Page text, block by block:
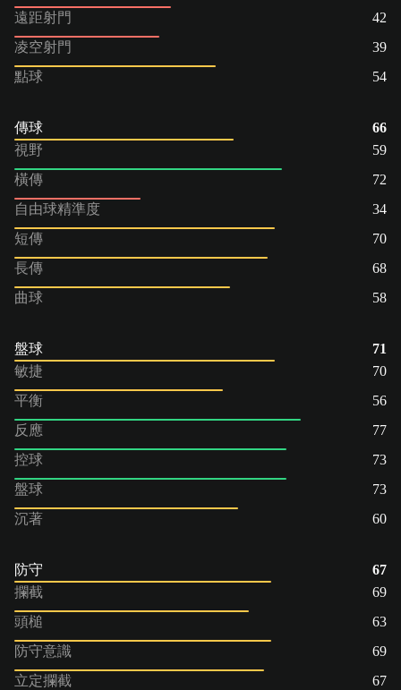
遠距射門
42
凌空射門
39
點球
54
傳球
66
視野
59
橫傳
72
自由球精準度
34
短傳
70
長傳
68
曲球
58
盤球
71
敏捷
70
平衡
56
反應
77
控球
73
盤球
73
沉著
60
防守
67
攔截
69
頭槌
63
防守意識
69
立定攔截
67